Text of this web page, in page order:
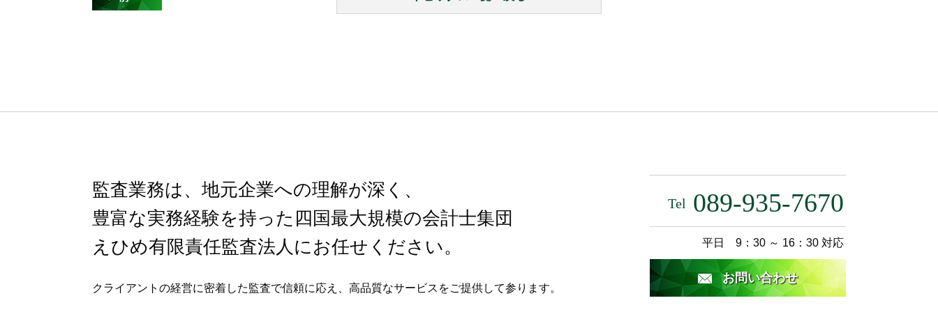
監査業務は、地元企業への理解が深く、
豊富な実務経験を持った四国最大規模の会計士集団
えひめ有限責任監査法人に お任せください。
クライアントの経営に密着した監査で信頼に応え、高品質なサービスをご提供して参ります。
Tel 089-935-7670
平日 9：30 ～ 16：30 対応
お問い合わせ